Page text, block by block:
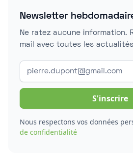
Newsletter
Ne ratez aucune information.
mail avec toutes les
Nous respectons vos données
de confidentialité